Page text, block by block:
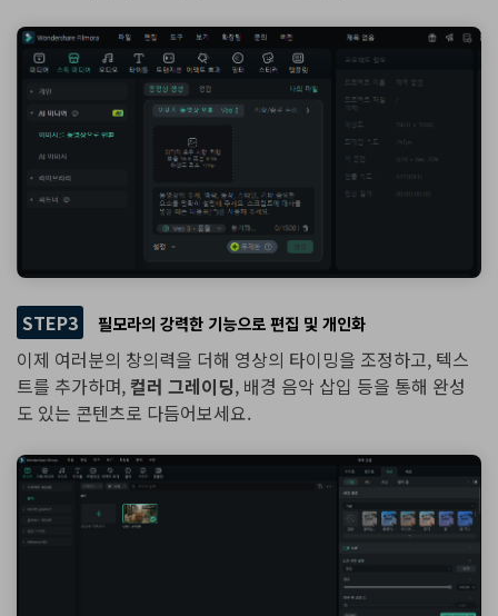
STEP3 필모라의 강력한 기능으로 편집 및 개인화
이제 여러분의 창의력을 더해 영상의 타이밍을 조정하고, 텍스
트를 추가하며,컬러 그레이딩, 배경 음악 삽입 등을 통해 완성
도 있는 콘텐츠로 다듬어보세요.